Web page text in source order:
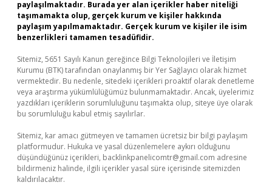
paylaşılmaktadır. Burada yer alan içerikler haber niteliği
taşımamakta olup, gerçek kurum ve kişiler hakkında
paylaşım yapılmamaktadır. Gerçek kurum ve kişiler ile isim
benzerlikleri tamamen tesadüfidir.
Sitemiz, 5651 Sayılı Kanun gereğince Bilgi Teknolojileri ve İletişim
Kurumu (BTK) tarafından onaylanmış bir Yer Sağlayıcı olarak hizmet
vermektedir. Bu nedenle, sitedeki içerikleri proaktif olarak denetleme
veya araştırma yükümlülüğümüz bulunmamaktadır. Ancak, üyelerimiz
yazdıkları içeriklerin sorumluluğunu taşımakta olup, siteye üye olarak
bu sorumluluğu kabul etmiş sayılırlar.
Sitemiz, kar amacı gütmeyen ve tamamen ücretsiz bir bilgi paylaşım
platformudur. Hukuka ve yasal düzenlemelere aykırı olduğunu
düşündüğünüz içerikleri, backlinkpanelicomtr@gmail.com adresine
bildirmeniz halinde, ilgili içerikler yasal süre içerisinde sitemizden
kaldırılacaktır.